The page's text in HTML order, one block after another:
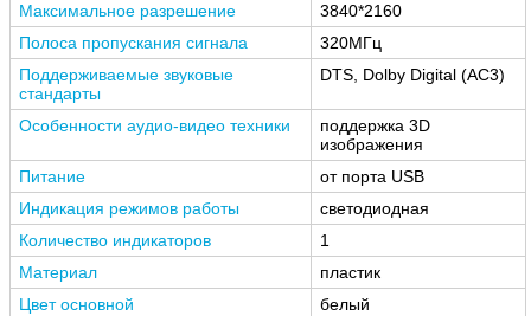
Максимальное разрешение
3840*2160
Полоса пропускания сигнала
320МГц
Поддерживаемые звуковые
стандарты
DTS, Dolby Digital (AC3)
Особенности аудио-видео техники
поддержка 3D
изображения
Питание
от порта USB
Индикация режимов работы
светодиодная
Количество индикаторов
1
Материал
пластик
Цвет основной
белый